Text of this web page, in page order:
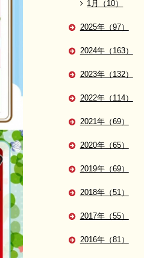
1月（10）
2025年（97）
2024年（163）
2023年（132）
2022年（114）
2021年（69）
2020年（65）
2019年（69）
2018年（51）
2017年（55）
2016年（81）